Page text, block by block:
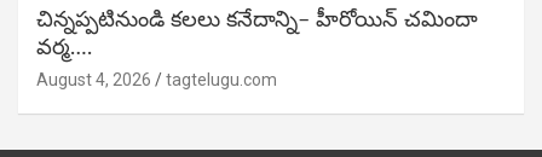
చిన్నప్పటినుండి కలలు కనేదాన్ని– హీరోయిన్‌ చమిందా
వర్మ….
August 4, 2026 tagtelugu.com